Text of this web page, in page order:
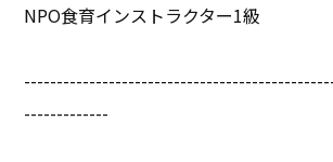
NPO食育インストラクター1級
-------------